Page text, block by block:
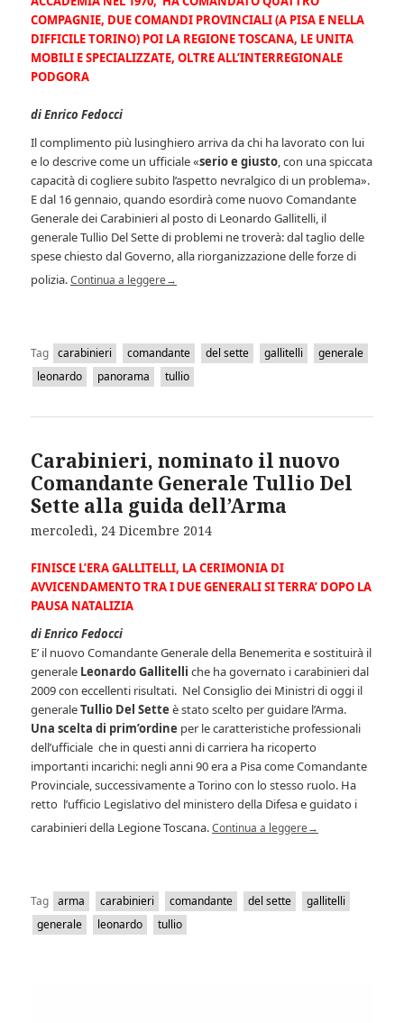
COMPAGNIE, DUE COMANDI PROVINCIALI (A PISA E NELLA
DIFFICILE TORINO) POI LA REGIONE TOSCANA, LE UNITA
MOBILI E SPECIALIZZATE, OLTRE ALL’INTERREGIONALE
PODGORA
di Enrico Fedocci
Il complimento più lusinghiero arriva da chi ha lavorato con lui
e lo descrive come un ufficiale «serio e giusto, con una spiccata
capacità di cogliere subito l’aspetto nevralgico di un problema».
E dal 16 gennaio, quando esordirà come nuovo Comandante
Generale dei Carabinieri al posto di Leonardo Gallitelli, il
generale Tullio Del Sette di problemi ne troverà: dal taglio delle
spese chiesto dal Governo, alla riorganizzazione delle forze di
polizia.Continua a leggere→
Tag carabinieri comandante del sette gallitelli
generale
leonardo
panorama tullio
Carabinieri, nominato il nuovo
Comandante Generale Tullio Del
Sette alla guida dell’Arma
mercoledì, 24 Dicembre 2014
FINISCE L’ERA GALLITELLI, LA CERIMONIA DI
AVVICENDAMENTO TRA I DUE GENERALI SI TERRA’ DOPO LA
PAUSA NATALIZIA
di Enrico Fedocci
E’ il nuovo Comandante Generale della Benemerita e sostituirà il
generale Leonardo Gallitelli che ha governato i carabinieri dal
2009 con eccellenti risultati. Nel Consiglio dei Ministri di oggi il
generaleTullio Del Sette è stato scelto per guidare l’Arma.
Una scelta di prim’ordine per le caratteristiche professionali
dell’ufficiale che in questi anni di carriera ha ricoperto
importanti incarichi: negli anni 90 era a Pisa come Comandante
Provinciale, successivamente a Torino con lo stesso ruolo. Ha
retto l’ufficio Legislativo del ministero della Difesa e guidato i
carabinieri della Legione Toscana.Continua a leggere→
Tag arma carabinieri comandante del sette
gallitelli
generale
leonardo tullio